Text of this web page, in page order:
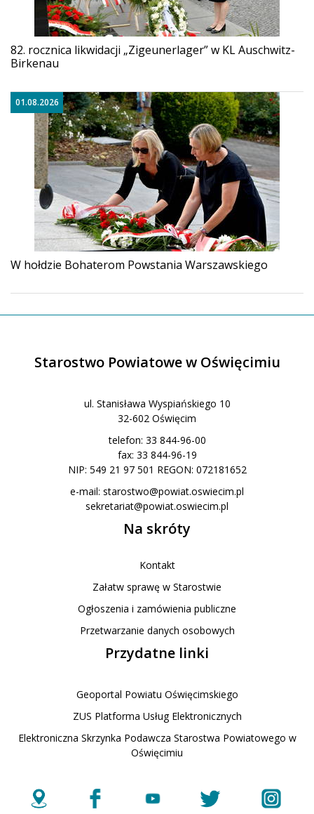
82. rocznica likwidacji „Zigeunerlager” w KL Auschwitz-
Birkenau
01.08.2026
W hołdzie Bohaterom Powstania Warszawskiego
Starostwo Powiatowe w Oświęcimiu
ul. Stanisława Wyspiańskiego 10
32-602 Oświęcim
telefon: 33 844-96-00
fax: 33 844-96-19
NIP: 549 21 97 501 REGON: 072181652
e-mail: starostwo@powiat.oswiecim.pl
sekretariat@powiat.oswiecim.pl
Na skróty
Kontakt
Załatw sprawę w Starostwie
Ogłoszenia i zamówienia publiczne
Przetwarzanie danych osobowych
Przydatne linki
Geoportal Powiatu Oświęcimskiego
ZUS Platforma Usług Elektronicznych
Elektroniczna Skrzynka Podawcza Starostwa Powiatowego w
Oświęcimiu